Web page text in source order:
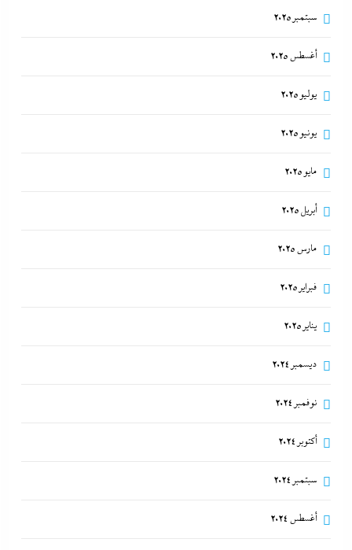
سبتمبر 2025
أغسطس 2025
يوليو 2025
يونيو 2025
مايو 2025
أبريل 2025
مارس 2025
فبراير 2025
يناير 2025
ديسمبر 2024
نوفمبر 2024
أكتوبر 2024
سبتمبر 2024
أغسطس 2024